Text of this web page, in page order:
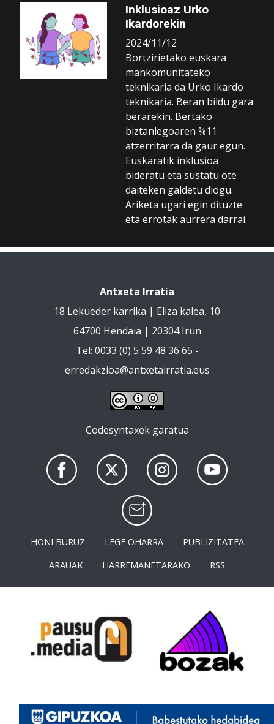
Inklusioaz Urko
Ikardorekin
2024/11/12
Bortzirietako euskara
mankomunitateko
teknikaria da Urko Ikardo
teknikaria. Beran bildu gara
berarekin. Bertako
biztanlegoaren %11
atzerritarra da gaur egun.
Euskaratik inklusioa
bideratu eta sustatu ote
daiteken galdetu diogu.
Ariketa ugari egin dituzte
eta errotak aurrera darrai.
Antxeta Irratia
18 Lekueder karrika | Eliza kalea, 10
64700 Hendaia | 20304 Irun
Tel: 0033 (0) 5 59 48 36 65 -
erredakzioa@antxetairratia.eus
Codesyntaxek garatua
HONI BURUZ LEGE OHARRA
PUBLIZITATEA
ARAUAK
HARREMANETARAKO RSS